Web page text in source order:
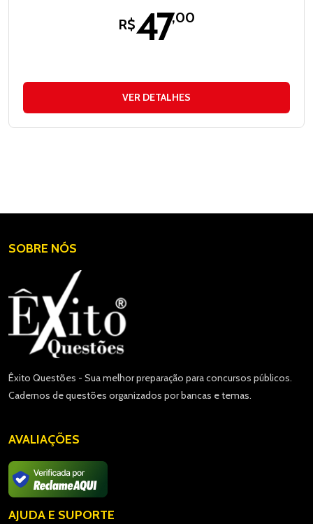
R$47,00
VER DETALHES
SOBRE NÓS
Êxito Questões - Sua melhor preparação para concursos públicos.
Cadernos de questões organizados por bancas e temas.
AVALIAÇÕES
AJUDA E SUPORTE